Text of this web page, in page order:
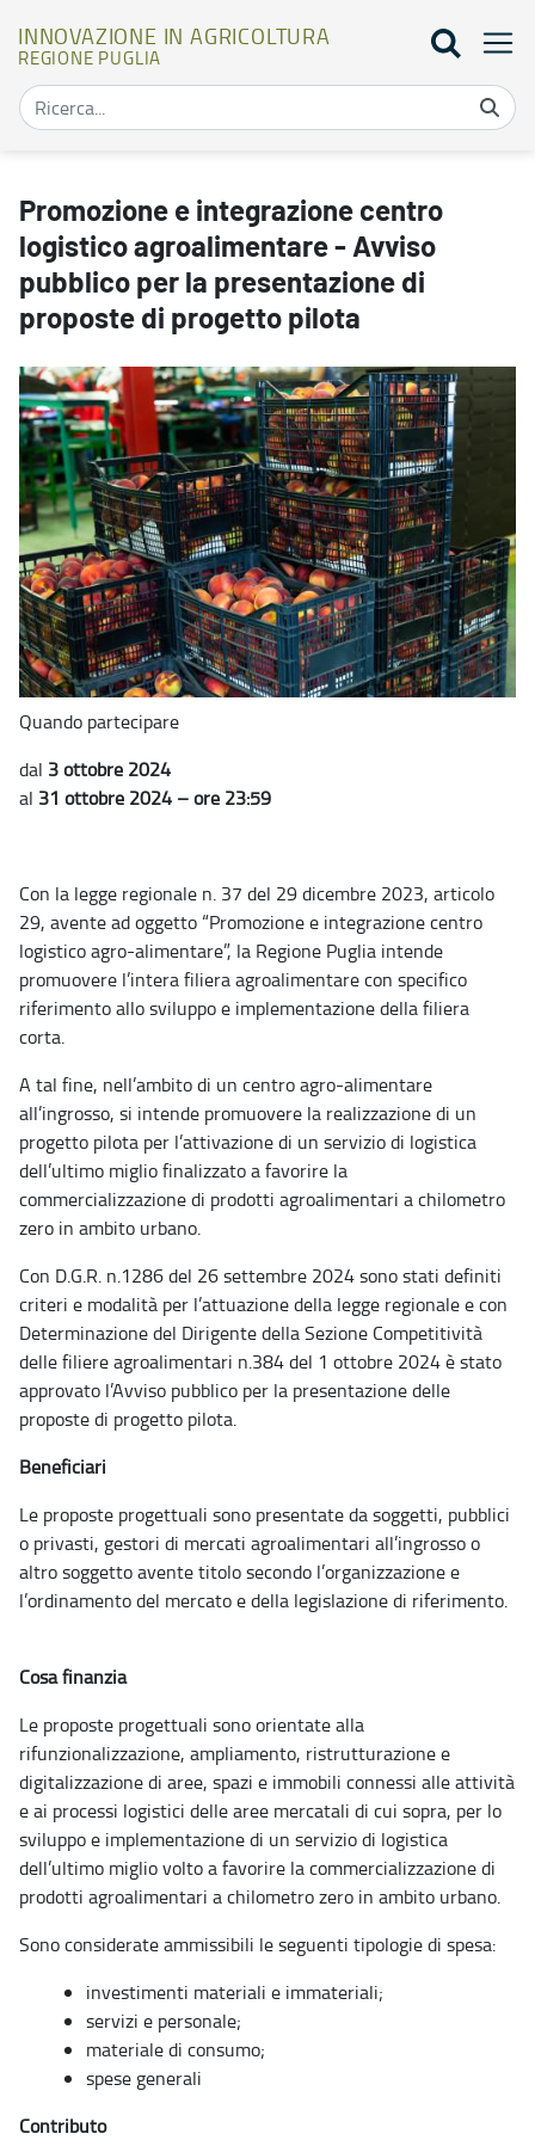
INNOVAZIONE IN AGRICOLTURA
REGIONE PUGLIA
Promozione e integrazione centro
logistico agroalimentare - Avviso
pubblico per la presentazione di
proposte di progetto pilota
Quando partecipare
dal 3 ottobre 2024
al 31 ottobre 2024 – ore 23:59
Con la legge regionale n. 37 del 29 dicembre 2023, articolo
29, avente ad oggetto “Promozione e integrazione centro
logistico agro-alimentare”, la Regione Puglia intende
promuovere l’intera filiera agroalimentare con specifico
riferimento allo sviluppo e implementazione della filiera
corta.
A tal fine, nell’ambito di un centro agro-alimentare
all’ingrosso, si intende promuovere la realizzazione di un
progetto pilota per l’attivazione di un servizio di logistica
dell’ultimo miglio finalizzato a favorire la
commercializzazione di prodotti agroalimentari a chilometro
zero in ambito urbano.
Con D.G.R. n.1286 del 26 settembre 2024 sono stati definiti
criteri e modalità per l’attuazione della legge regionale e con
Determinazione del Dirigente della Sezione Competitività
delle filiere agroalimentari n.384 del 1 ottobre 2024 è stato
approvato l’Avviso pubblico per la presentazione delle
proposte di progetto pilota.
Beneficiari
Le proposte progettuali sono presentate da soggetti, pubblici
o privasti, gestori di mercati agroalimentari all’ingrosso o
altro soggetto avente titolo secondo l’organizzazione e
l’ordinamento del mercato e della legislazione di riferimento.
Cosa finanzia
Le proposte progettuali sono orientate alla
rifunzionalizzazione, ampliamento, ristrutturazione e
digitalizzazione di aree, spazi e immobili connessi alle attività
e ai processi logistici delle aree mercatali di cui sopra, per lo
sviluppo e implementazione di un servizio di logistica
dell’ultimo miglio volto a favorire la commercializzazione di
prodotti agroalimentari a chilometro zero in ambito urbano.
Sono considerate ammissibili le seguenti tipologie di spesa:
investimenti materiali e immateriali;
servizi e personale;
materiale di consumo;
spese generali
Contributo